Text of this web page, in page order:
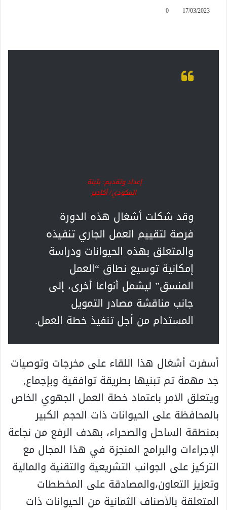
17/03/2023
0
إعداد وتقديم: بثينة
المكودي/ أكادير
وقد شكلت أشغال هذه الدورة
فرصة لتقييم العمل الجاري تنفيذه
والمتعلق بهذه الحيوانات ودراسة
إمكانية توسيع نطاق “العمل
المنسق” ليشمل أنواعا أخرى، إلى
جانب مناقشة مصادر التمويل
المستدام من أجل تنفيذ خطة العمل.
أسفرت أشغال هذا اللقاء على مخرجات وتوصيات
جد مهمة تم تبنيها بطريقة توافقية وبإجماع,
ويتعلق الامر باعتماد خطة العمل الجهوي الخاص
بالمحافظة على الحيوانات ذات الحجم الكبير
بمنطقة الساحل والصحراء، بهدف الرفع من نجاعة
الإجراءات والبرامج المنجزة في هذا المجال مع
التركيز على الجوانب التشريعية والتقنية والمالية
وتعزيز التعاون،والمصادقة على المخططات
المتعلقة بالأصناف الثمانية من الحيوانات ذات